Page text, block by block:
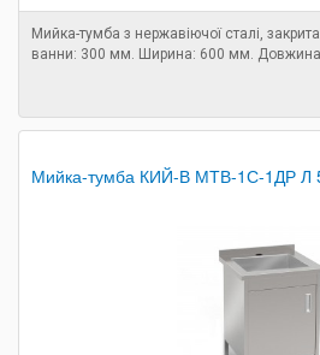
Мийка-тумба з нержавіючої сталі,
ванни: 300 мм. Ширина: 600 мм.
Мийка-тумба КИЙ-В МТВ-1С-1ДР Л